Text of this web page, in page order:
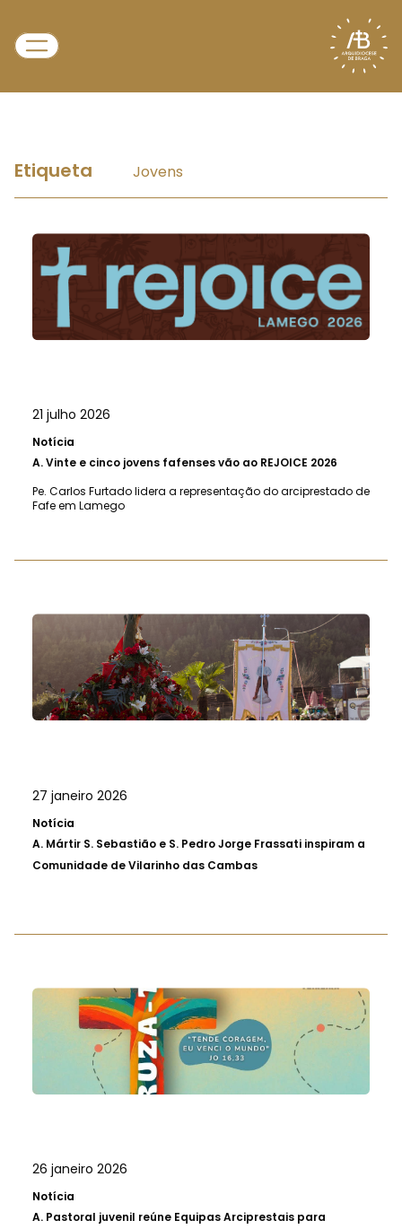
Etiqueta Jovens
21 julho 2026
Notícia
A.Vinte e cinco jovens fafenses vão ao REJOICE 2026
Pe. Carlos Furtado lidera a representação do arciprestado de
Fafe em Lamego
27 janeiro 2026
Notícia
A. Mártir S. Sebastião e S. Pedro Jorge Frassati inspiram a
Comunidade de Vilarinho das Cambas
26 janeiro 2026
Notícia
A. Pastoral juvenil reúne Equipas Arciprestais para